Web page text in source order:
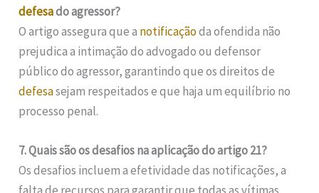
defesado agressor?
O artigo assegura que a notificaçãoda ofendida não
prejudica a intimação do advogado ou defensor
público do agressor, garantindo que os direitos de
defesasejam respeitados e que haja um equilíbrio no
processo penal.
7. Quais são os desafios na aplicação do artigo 21?
Os desafios incluem a efetividade das notificações, a